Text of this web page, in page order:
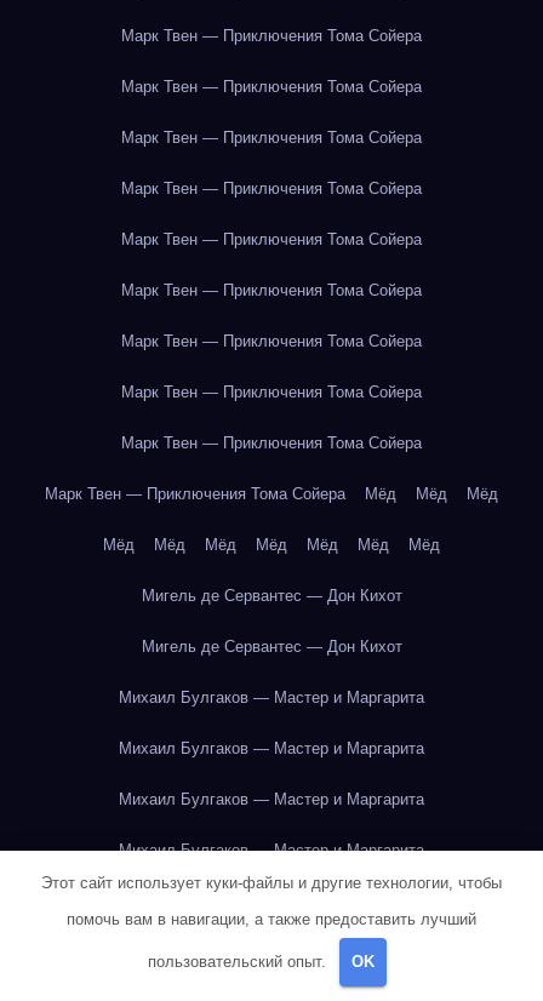
Марк Твен — Приключения Тома Сойера
Марк Твен — Приключения Тома Сойера
Марк Твен — Приключения Тома Сойера
Марк Твен — Приключения Тома Сойера
Марк Твен — Приключения Тома Сойера
Марк Твен — Приключения Тома Сойера
Марк Твен — Приключения Тома Сойера
Марк Твен — Приключения Тома Сойера
Марк Твен — Приключения Тома Сойера
Марк Твен — Приключения Тома Сойера Мёд Мёд Мёд
Мёд Мёд Мёд Мёд Мёд Мёд Мёд
Мигель де Сервантес — Дон Кихот
Мигель де Сервантес — Дон Кихот
Михаил Булгаков — Мастер и Маргарита
Михаил Булгаков — Мастер и Маргарита
Михаил Булгаков — Мастер и Маргарита
Михаил Булгаков — Мастер и Маргарита
Михаил Булгаков — Мастер и Маргарита
Этот сайт использует куки-файлы и другие технологии, чтобы
помочь вам в навигации, а также предоставить лучший
пользовательский опыт. OK